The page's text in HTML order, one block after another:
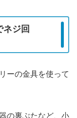
ネジ回
ーの金具を使って
の裏ぶたなど、小